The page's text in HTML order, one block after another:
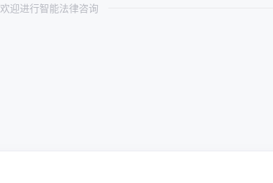
欢迎进行智能法律咨询